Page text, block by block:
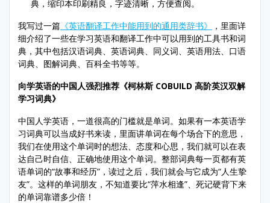
典，缩印本印刷精良，字迹清晰，方便查阅。
我写过一篇 《英语翻译工作中能用到的通用类辞书》
，里面详
细介绍了一些在学习英语和翻译工作中可以用到的工具书和词
典，其中包括汉语词典、英语词典、同义词、英语用法、口语
词典、图解词典、百科全书等等。
向学英语的中国人强烈推荐《柯林斯 COBUILD 高阶英汉双解
学习词典》
中国人学英语，一道很高的门槛就是单词。如果有一本英语学
习词典可以当成好书来读，里面讲单词在每个场合下的意思，
我们在使用这个单词时的想法、态度和心思，我们就可以在表
达自己时自信、正确地使用这个单词。整部词典每一页都有英
语单词的“故事和经历”，读过之后，我们就会与它成为“人生挚
友”。这样的单词朋友，不知道要比“萍水相逢”、死记硬背下来
的单词靠谱多少倍！